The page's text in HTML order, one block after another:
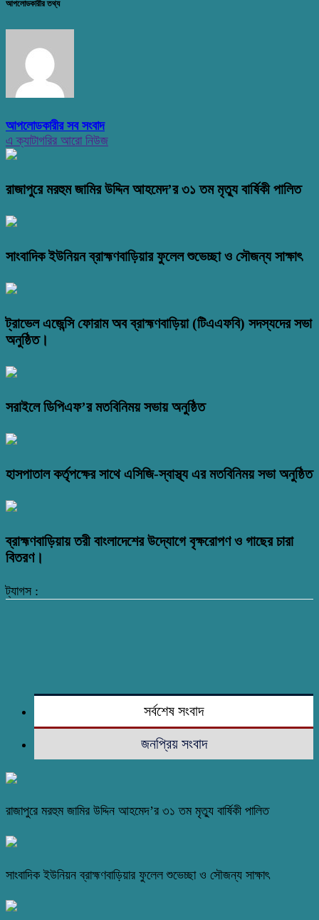
আপলোডকারীর তথ্য
আপলোডকারীর সব সংবাদ
এ ক্যাটাগরির আরো নিউজ
রাজাপুরে মরহুম জামির উদ্দিন আহমেদ’র ৩১ তম মৃত্যু বার্ষিকী পালিত
সাংবাদিক ইউনিয়ন ব্রাহ্মণবাড়িয়ার ফুলেল শুভেচ্ছা ও সৌজন্য সাক্ষাৎ
ট্রাভেল এজেন্সি ফোরাম অব ব্রাহ্মণবাড়িয়া (টিএএফবি) সদস্যদের সভা
অনুষ্ঠিত।
সরাইলে ডিপিএফ’র মতবিনিময় সভায় অনুষ্ঠিত
হাসপাতাল কর্তৃপক্ষের সাথে এসিজি-স্বাস্থ্য এর মতবিনিময় সভা অনুষ্ঠিত
ব্রাহ্মণবাড়িয়ায় তরী বাংলাদেশের উদ্যোগে বৃক্ষরোপণ ও গাছের চারা
বিতরণ।
ট্যাগস :
সর্বশেষ সংবাদ
জনপ্রিয় সংবাদ
রাজাপুরে মরহুম জামির উদ্দিন আহমেদ’র ৩১ তম মৃত্যু বার্ষিকী পালিত
সাংবাদিক ইউনিয়ন ব্রাহ্মণবাড়িয়ার ফুলেল শুভেচ্ছা ও সৌজন্য সাক্ষাৎ